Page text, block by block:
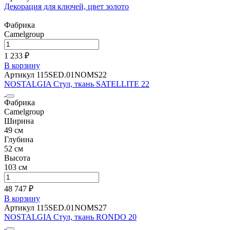
Декорация для ключей, цвет золото
Фабрика
Camelgroup
1 233 ₽
В корзину
Артикул 115SED.01NOMS22
NOSTALGIA Стул, ткань SATELLITE 22
Фабрика
Camelgroup
Ширина
49 см
Глубина
52 см
Высота
103 см
48 747 ₽
В корзину
Артикул 115SED.01NOMS27
NOSTALGIA Стул, ткань RONDO 20